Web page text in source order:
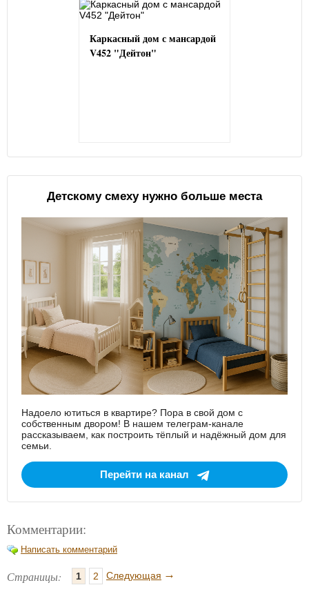
Каркасный дом с мансардой
V452 "Дейтон"
Детскому смеху нужно больше места
Надоело ютиться в квартире? Пора в свой дом с
собственным двором! В нашем телеграм-канале
рассказываем, как построить тёплый и надёжный дом для
семьи.
Перейти на канал
Комментарии:
Написать комментарий
Страницы: 1 2 Следующая →